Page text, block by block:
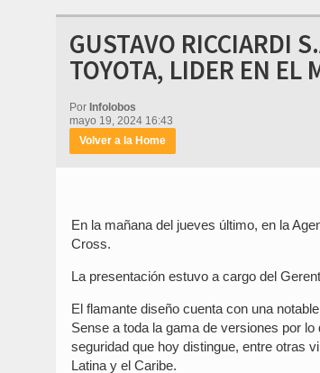
GUSTAVO RICCIARDI
TOYOTA, LIDER EN EL
Por Infolobos
mayo 19, 2024 16:43
Volver a la Home
En la mañana del jueves último, en la
Cross.
La presentación estuvo a cargo del
El flamante diseño cuenta con una
Sense a toda la gama de versiones por
seguridad que hoy distingue, entre otras
Latina y el Caribe.